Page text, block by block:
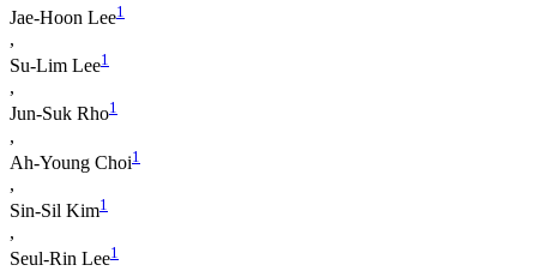
Jae-Hoon Lee1
,
Su-Lim Lee1
,
Jun-Suk Rho1
,
Ah-Young Choi1
,
Sin-Sil Kim1
,
Seul-Rin Lee1